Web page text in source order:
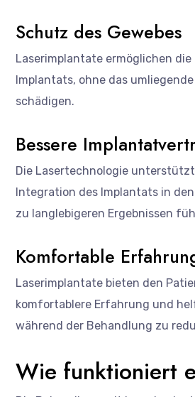
Schutz des Gewebes
Laserimplantate ermöglichen
Implantats, ohne das
schädigen.
Bessere
Die Lasertechnologie
Integration des Implantats in
zu langlebigeren Ergebnissen
Komfortable
Laserimplantate bieten den
komfortablere Erfahrung und
während der Behandlung zu
Wie funktioniert